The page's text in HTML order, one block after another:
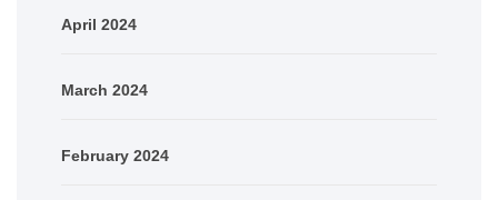
April 2024
March 2024
February 2024